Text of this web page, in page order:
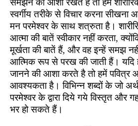
समझने की आशा रखते हैं तो हमें
स्वर्गीय तरीके से विचार करना सीखना
मन परमेश्वर के साथ शत्रुता है।
आत्मा की बातें स्वीकार नहीं करता,
मूर्खता की बातें हैं, और वह इन्हें समझ
आत्मिक रूप से परख की जाती हैं। यदि
जानने की आशा करते है तो हमें पवित्र
आवश्यकता है। विभिन्न शब्दों के जो
परमेश्वर के द्वारा दिये गये विस्तृत और
भर हो सकते हैं।